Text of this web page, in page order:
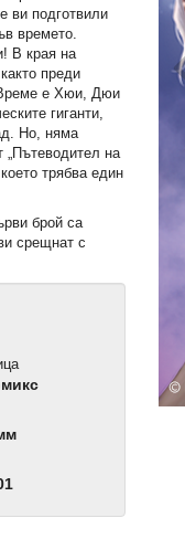
ви подготвили
времето.
В края на
преди
е Хюи, Дюи
гиганти,
Но, няма
„Пътеводител на
трябва един
брой са
срещнат с